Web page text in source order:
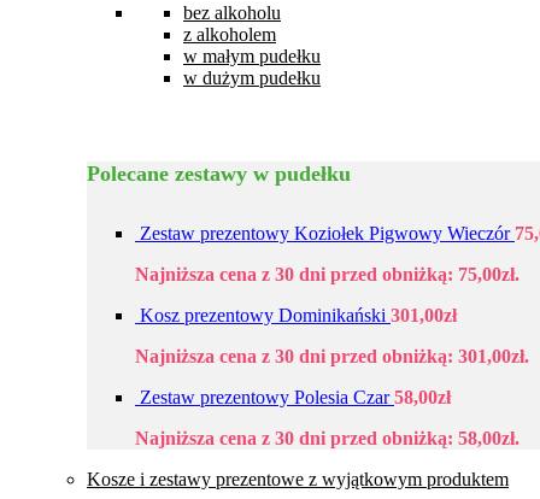
bez alkoholu
z alkoholem
w małym pudełku
w dużym pudełku
Polecane zestawy w pudełku
Zestaw prezentowy Koziołek Pigwowy Wieczór
Najniższa cena z 30 dni przed obniżką: 75,00zł.
Kosz prezentowy Dominikański 301,00zł
Najniższa cena z 30 dni przed obniżką: 301,00zł.
Zestaw prezentowy Polesia Czar58,00zł
Najniższa cena z 30 dni przed obniżką: 58,00zł.
Kosze i zestawy prezentowe z wyjątkowym produktem